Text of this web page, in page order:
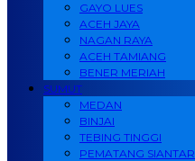
GAYO LUES
ACEH JAYA
NAGAN RAYA
ACEH TAMIANG
BENER MERIAH
SUMUT
MEDAN
BINJAI
TEBING TINGGI
PEMATANG SIANTAR